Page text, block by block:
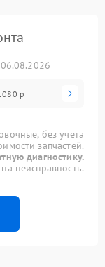
р
без учета
запчастей.
диагностику.
неисправность.